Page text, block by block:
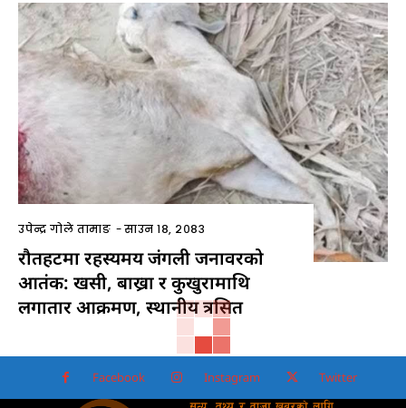
उपेन्द्र गोले तामाङ -साउन १८, २०८३
रौतहटमा रहस्यमय जंगली जनावरको
आतंक: खसी, बाख्रा र कुखुरामाथि
लगातार आक्रमण, स्थानीय त्रसित
Facebook Instagram Twitter